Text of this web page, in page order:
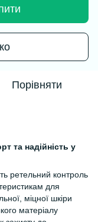
Порівняти
та надійність у
ретельний контроль
для
міцної шкіри
матеріалу